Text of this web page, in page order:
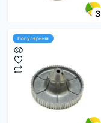
3
Популярный